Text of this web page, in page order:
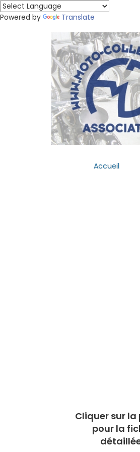
Powered by Translate
Accueil
Cliquer sur la
pour la